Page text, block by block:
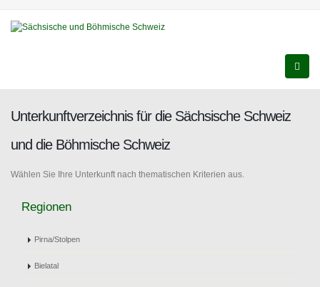
Unterkunftverzeichnis für die Sächsische Schweiz
und die Böhmische Schweiz
Wählen Sie Ihre Unterkunft nach thematischen Kriterien aus.
Regionen
Pirna/Stolpen
Bielatal